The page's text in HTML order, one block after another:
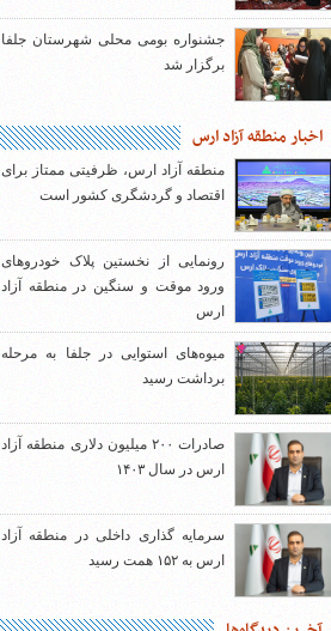
جشنواره بومی محلی شهرستان جلفا
برگزار شد
اخبار منطقه آزاد ارس
منطقه آزاد ارس، ظرفیتی ممتاز برای
اقتصاد و گردشگری کشور است
رونمایی از نخستین پلاک خودروهای
ورود موقت و سنگین در منطقه آزاد
ارس
میوه‌های استوایی در جلفا به مرحله
برداشت رسید
صادرات ۲۰۰ میلیون دلاری منطقه آزاد
ارس در سال ۱۴۰۳
سرمایه گذاری داخلی در منطقه آزاد
ارس به ۱۵۲ همت رسید